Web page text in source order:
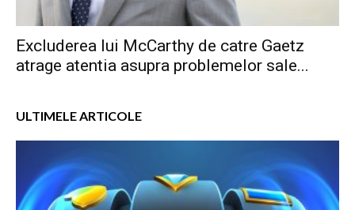
Excluderea lui McCarthy de catre Gaetz
atrage atentia asupra problemelor sale...
ULTIMELE ARTICOLE